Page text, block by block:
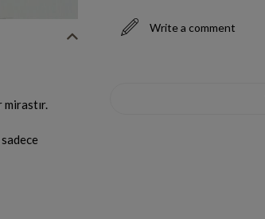
mirastır.
Write a comment